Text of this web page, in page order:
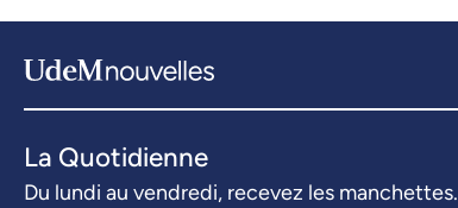
La Quotidienne
Du lundi au vendredi, recevez les manchettes.